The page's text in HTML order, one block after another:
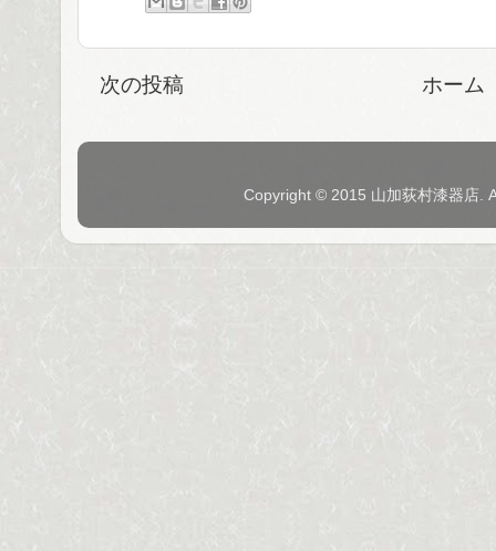
次の投稿 ホーム
Copyright © 2015 山加荻村漆器店.